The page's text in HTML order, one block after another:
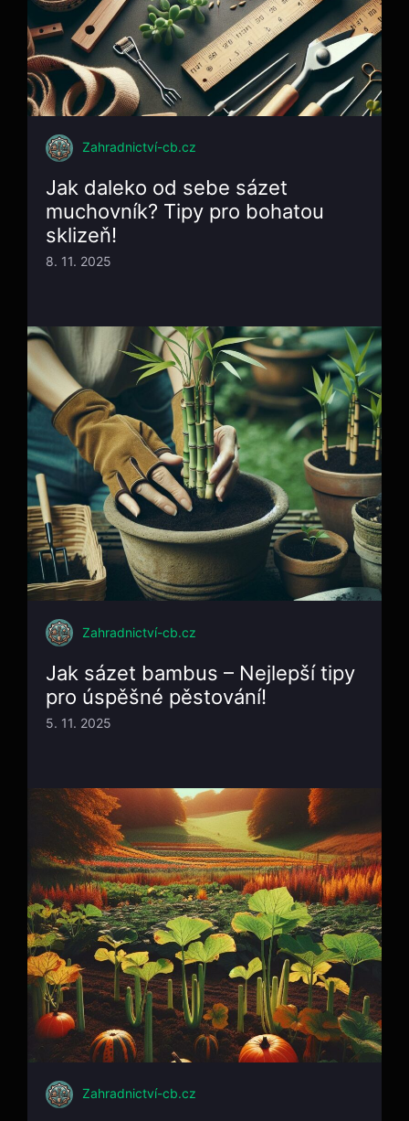
Zahradnictví-cb.cz
Jak daleko od sebe sázet
muchovník? Tipy pro bohatou
sklizeň!
8. 11. 2025
Zahradnictví-cb.cz
Jak sázet bambus – Nejlepší tipy
pro úspěšné pěstování!
5. 11. 2025
Zahradnictví-cb.cz